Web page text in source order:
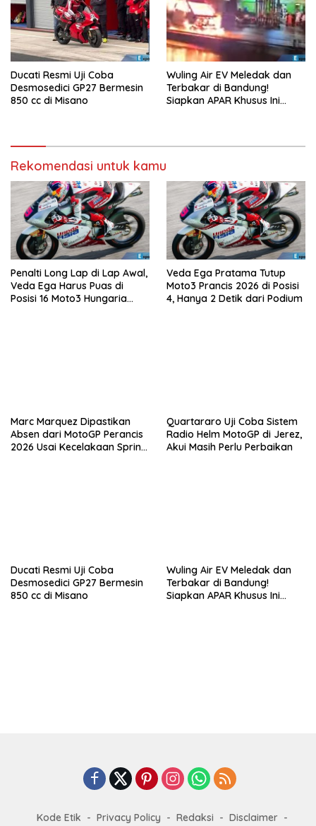
Ducati Resmi Uji Coba
Desmosedici GP27 Bermesin
850 cc di Misano
Wuling Air EV Meledak dan
Terbakar di Bandung!
Siapkan APAR Khusus Ini
Rekomendasi untuk kamu
Penalti Long Lap di Lap Awal,
Veda Ega Harus Puas di
Posisi 16 Moto3 Hungaria
Veda Ega Pratama Tutup
Moto3 Prancis 2026 di Posisi
4, Hanya 2 Detik dari Podium
Marc Marquez Dipastikan
Absen dari MotoGP Perancis
2026 Usai Kecelakaan Sprint
Quartararo Uji Coba Sistem
Radio Helm MotoGP di Jerez,
Akui Masih Perlu Perbaikan
Ducati Resmi Uji Coba
Desmosedici GP27 Bermesin
850 cc di Misano
Wuling Air EV Meledak dan
Terbakar di Bandung!
Siapkan APAR Khusus Ini
Kode Etik Privacy Policy Redaksi Disclaimer